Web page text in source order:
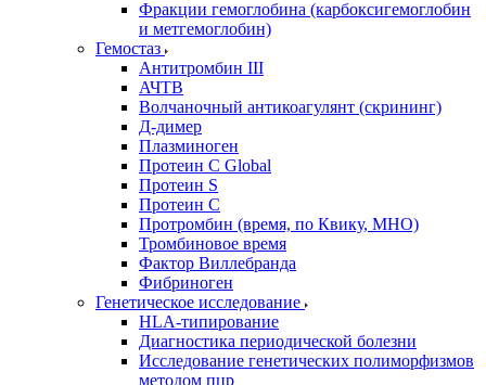
Фракции гемоглобина (карбоксигемоглобин
и метгемоглобин)
Гемостаз
Антитромбин III
АЧТВ
Волчаночный антикоагулянт (скрининг)
Д-димер
Плазминоген
Протеин C Global
Протеин S
Протеин С
Протромбин (время, по Квику, МНО)
Тромбиновое время
Фактор Виллебранда
Фибриноген
Генетическое исследование
HLA-типирование
Диагностика периодической болезни
Исследование генетических полиморфизмов
методом пцр